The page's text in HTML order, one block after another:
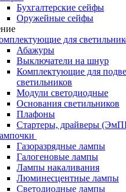
Бухгалтерские сейфы
Оружейные сейфы
для
Абажуры
Выключатели на шнур
Комплектующие для
светильников
Модули светодиодные
Основания светильников
Плафоны
Стартеры, драйверы
Газоразрядные лампы
Галогеновые лампы
Лампы накаливания
Люминесцентные лампы
Светодиодные лампы